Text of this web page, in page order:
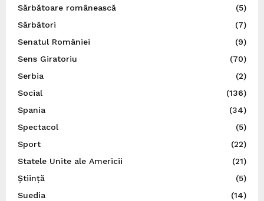
Sărbătoare românească
(5)
Sărbători
(7)
Senatul României
(9)
Sens Giratoriu
(70)
Serbia
(2)
Social
(136)
Spania
(34)
Spectacol
(5)
Sport
(22)
Statele Unite ale Americii
(21)
Știință
(5)
Suedia
(14)